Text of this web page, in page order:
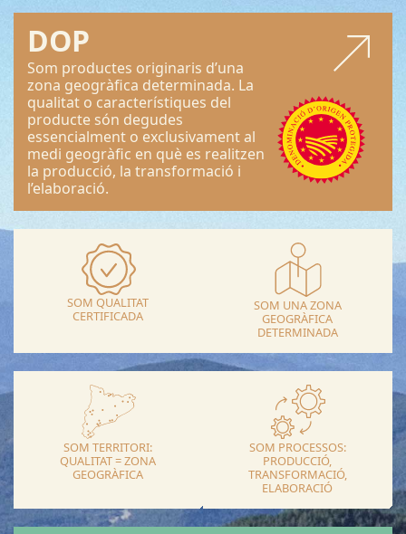
DOP
Som productes originaris d’una
zona geogràfica determinada. La
qualitat o característiques del
producte són degudes
essencialment o exclusivament al
medi geogràfic en què es realitzen
la producció, la transformació i
l’elaboració.
SOM QUALITAT
CERTIFICADA
SOM UNA ZONA
GEOGRÀFICA
DETERMINADA
SOM TERRITORI:
QUALITAT = ZONA
GEOGRÀFICA
SOM PROCESSOS:
PRODUCCIÓ,
TRANSFORMACIÓ,
ELABORACIÓ